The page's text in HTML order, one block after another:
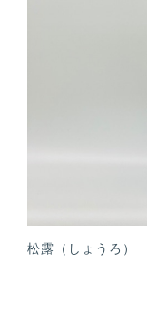
松露（しょうろ）